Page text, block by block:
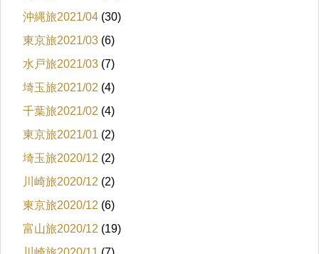
沖縄旅2021/04 (30)
東京旅2021/03 (6)
水戸旅2021/03 (7)
埼玉旅2021/02 (4)
千葉旅2021/02 (4)
東京旅2021/01 (2)
埼玉旅2020/12 (2)
川崎旅2020/12 (2)
東京旅2020/12 (6)
富山旅2020/12 (19)